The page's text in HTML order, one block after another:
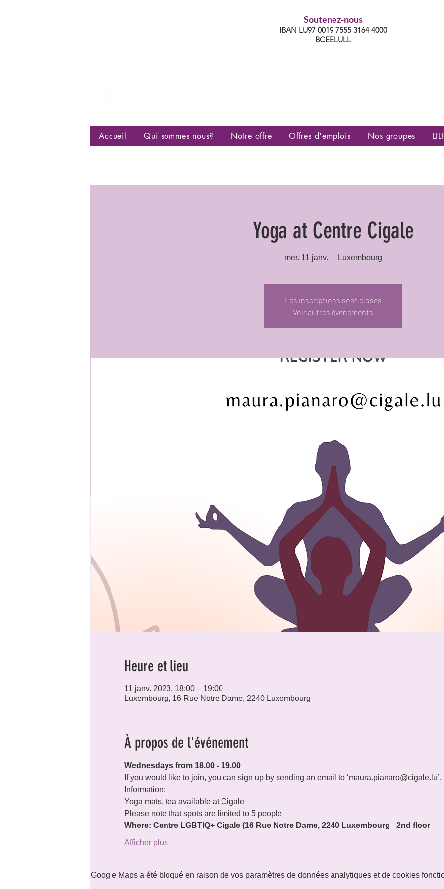
Soutenez-nous
IBAN LU97 0019 7555 3164 4000
BCEELULL
Accueil Qui sommes nous? Notre offre Offres d'emplois Nos groupes LILI
Yoga at Centre Cigale
mer. 11 janv. Luxembourg
Les inscriptions sont closes
Voir autres événements
Heure et lieu
11 janv. 2023, 18:00 – 19:00
Luxembourg, 16 Rue Notre Dame, 2240 Luxembourg
À propos de l'événement
Wednesdays from 18.00 - 19.00
If you would like to join, you can sign up by sending an email to ‘maura.pianaro@cigale.lu’.
Information:
Yoga mats, tea available at Cigale
Please note that spots are limited to 5 people
Where: Centre LGBTIQ+ Cigale (16 Rue Notre Dame, 2240 Luxembourg - 2nd floor
Afficher plus
Google Maps a été bloqué en raison de vos paramètres de données analytiques et de cookies